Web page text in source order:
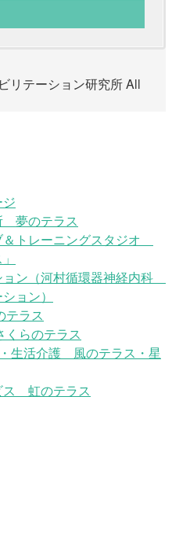
リテーション研究所 All
夢のテラス
トレーニングスタジオ
ン（河村循環器神経内科
ョン）
テラス
くらのテラス
生活介護 風のテラス・星
ス 虹のテラス